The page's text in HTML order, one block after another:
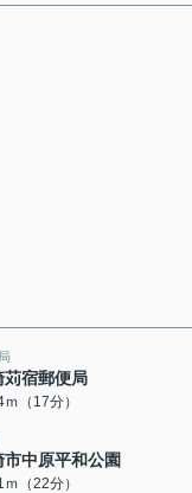
苅宿郵便局
（17分）
市中原平和公園
（22分）